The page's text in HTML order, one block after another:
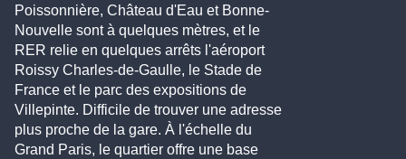
Poissonnière, Château d'Eau et Bonne-
Nouvelle sont à quelques mètres, et le
RER relie en quelques arrêts l'aéroport
Roissy Charles-de-Gaulle, le Stade de
France et le parc des expositions de
Villepinte. Difficile de trouver une adresse
plus proche de la gare. À l'échelle du
Grand Paris, le quartier offre une base